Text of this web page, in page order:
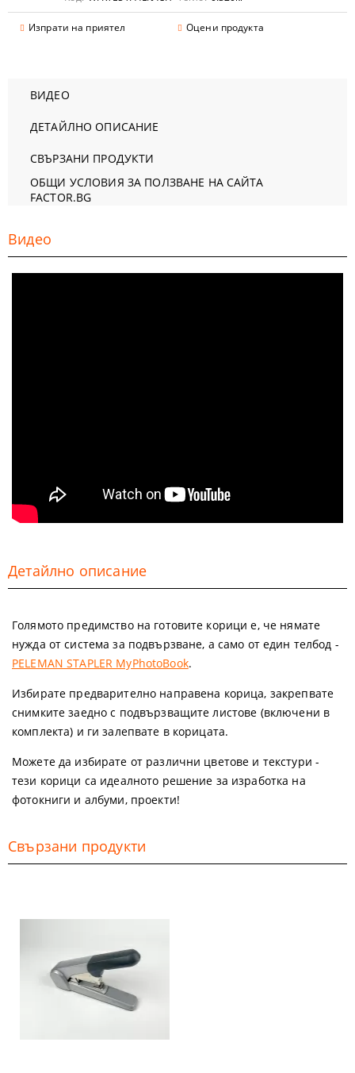
Изпрати на приятел Оцени продукта
ВИДЕО
ДЕТАЙЛНО ОПИСАНИЕ
СВЪРЗАНИ ПРОДУКТИ
ОБЩИ УСЛОВИЯ ЗА ПОЛЗВАНЕ НА САЙТА
FACTOR.BG
Видео
Детайлно описание
Голямото предимство на готовите корици е, че нямате
нужда от система за подвързване, а само от един телбод -
PELEMAN STAPLER MyPhotoBook.
Избирате предварително направена корица, закрепвате
снимките заедно с подвързващите листове (включени в
комплекта) и ги залепвате в корицата.
Можете да избирате от различни цветове и текстури -
тези корици са идеалното решение за изработка на
фотокниги и албуми, проекти!
Свързани продукти